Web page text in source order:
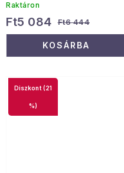
Raktáron
Ft5 084 Ft6 444
KOSÁRBA
(21
%)